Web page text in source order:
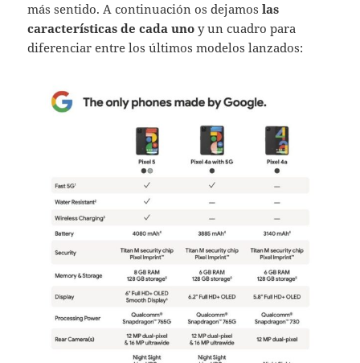
más sentido. A continuación os dejamoslas
características de cada uno y un cuadro para
diferenciar entre los últimos modelos lanzados: